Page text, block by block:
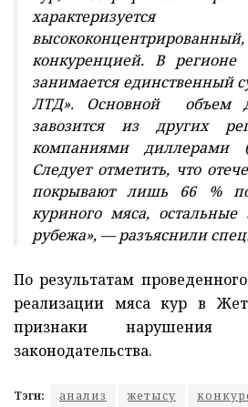
конкуренцией. В регионе
занимается единственный
ЛТД». Основной
объем
завозится из других
компаниями диллерами
Следует отметить, что
покрывают лишь 66 %
куриного мяса, остальные
рубежа», — разъяснили
По результатам
реализации мяса кур в
признаки нарушения
законодательства.
Тэги: анализ жетысу